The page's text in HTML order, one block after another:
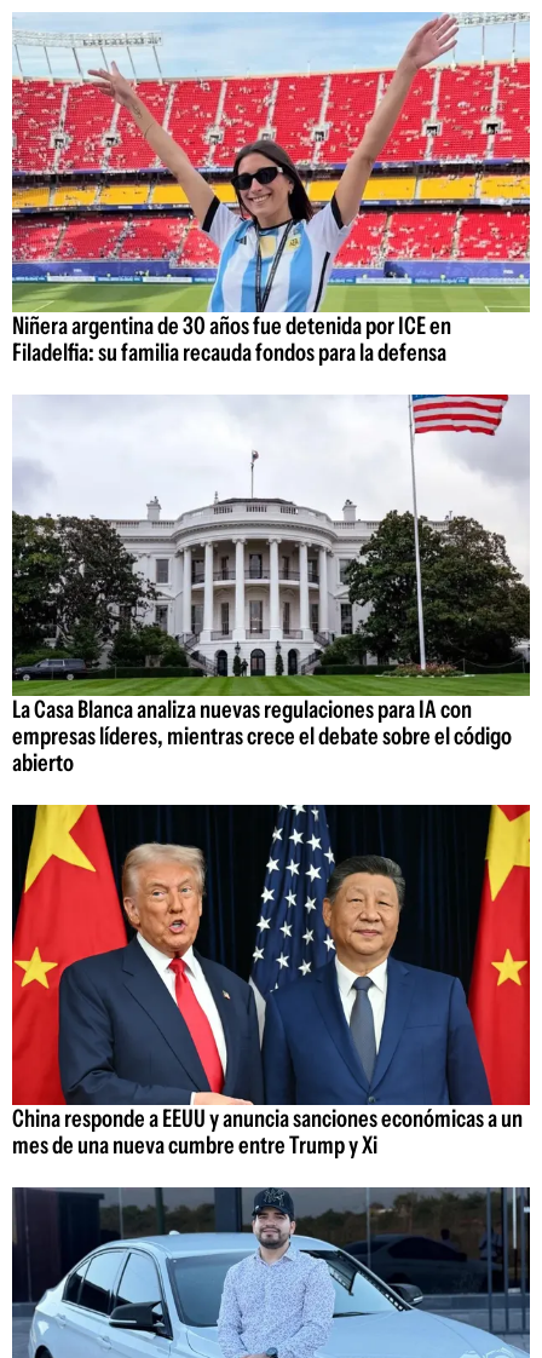
Niñera argentina de 30 años fue detenida por ICE en
Filadelfia: su familia recauda fondos para la defensa
La Casa Blanca analiza nuevas regulaciones para IA con
empresas líderes, mientras crece el debate sobre el código
abierto
China responde a EEUU y anuncia sanciones económicas a un
mes de una nueva cumbre entre Trump y Xi